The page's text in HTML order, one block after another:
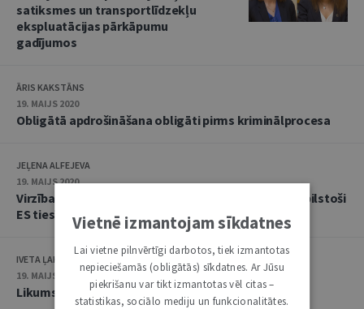
satiksmes un transportlīdzekļu
ekspluatācijas pārkāpumu
gadījumos
ĀRIS KAKSTĀNS
19. MAIJS 2020
Obligātā apdrošināšana obligāti pirms kriminālprocesa
JEĻENA ALFEJEVA
19. MAIJS 2020
Virzība uz obligātās apdrošināšanas regulējumu atbilstoši
ES tiesībām
IVETA ĻAKSA
19. MAIJS 2020
Likums aizsargā abas puses
Vietnē izmantojam sīkdatnes
Lai vietne pilnvērtīgi darbotos, tiek izmantotas
nepieciešamās (obligātās) sīkdatnes. Ar Jūsu
piekrišanu var tikt izmantotas vēl citas –
statistikas, sociālo mediju un funkcionalitātes.